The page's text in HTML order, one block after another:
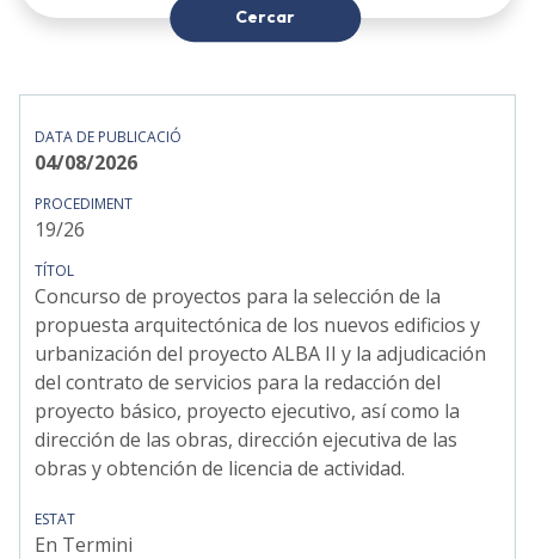
Cercar
04/08/2026
19/26
Concurso de proyectos para la selección de la
propuesta arquitectónica de los nuevos edificios y
urbanización del proyecto ALBA II y la adjudicación
del contrato de servicios para la redacción del
proyecto básico, proyecto ejecutivo, así como la
dirección de las obras, dirección ejecutiva de las
obras y obtención de licencia de actividad.
En Termini